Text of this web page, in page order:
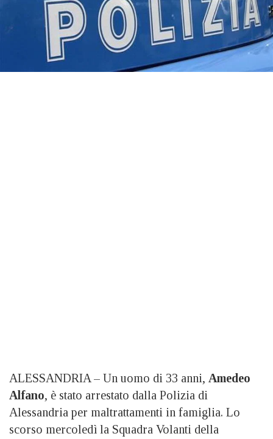
ALESSANDRIA – Un uomo di 33 anni, Amedeo
Alfano, è stato arrestato dalla Polizia di
Alessandria per maltrattamenti in famiglia. Lo
scorso mercoledì la Squadra Volanti della